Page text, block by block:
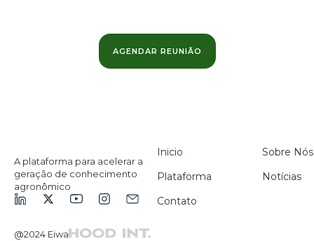
AGENDAR REUNIÃO
A plataforma para acelerar a
geração de conhecimento
agronômico
Inicio
Sobre Nós
Plataforma
Notícias
Contato
@2024 Eiwa